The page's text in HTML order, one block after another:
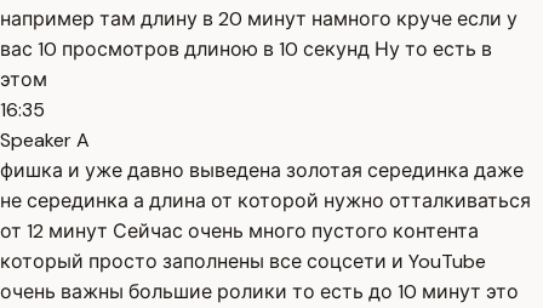
например там длину в 20 минут намного круче если у
вас 10 просмотров длиною в 10 секунд Ну то есть в
этом
16:35
Speaker A
фишка и уже давно выведена золотая серединка даже
не серединка а длина от которой нужно отталкиваться
от 12 минут Сейчас очень много пустого контента
который просто заполнены все соцсети и YouTube
очень важны большие ролики то есть до 10 минут это